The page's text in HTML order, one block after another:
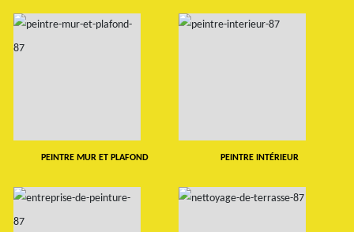
PEINTRE MUR ET PLAFOND PEINTRE INTÉRIEUR